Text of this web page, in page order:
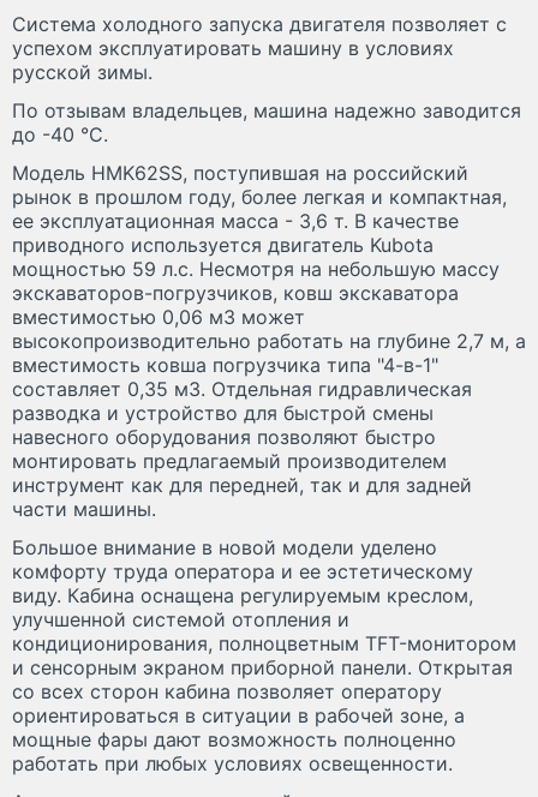
Система холодного запуска двигателя позволяет с
успехом эксплуатировать машину в условиях
русской зимы.
По отзывам владельцев, машина надежно заводится
до -40 °С.
Модель HMK62SS, поступившая на российский
рынок в прошлом году, более легкая и компактная,
ее эксплуатационная масса - 3,6 т. В качестве
приводного используется двигатель Kubota
мощностью 59 л.с. Несмотря на небольшую массу
экскаваторов-погрузчиков, ковш экскаватора
вместимостью 0,06 м3 может
высокопроизводительно работать на глубине 2,7 м, а
вместимость ковша погрузчика типа "4-в-1"
составляет 0,35 м3. Отдельная гидравлическая
разводка и устройство для быстрой смены
навесного оборудования позволяют быстро
монтировать предлагаемый производителем
инструмент как для передней, так и для задней
части машины.
Большое внимание в новой модели уделено
комфорту труда оператора и ее эстетическому
виду. Кабина оснащена регулируемым креслом,
улучшенной системой отопления и
кондиционирования, полноцветным TFT-монитором
и сенсорным экраном приборной панели. Открытая
со всех сторон кабина позволяет оператору
ориентироваться в ситуации в рабочей зоне, а
мощные фары дают возможность полноценно
работать при любых условиях освещенности.